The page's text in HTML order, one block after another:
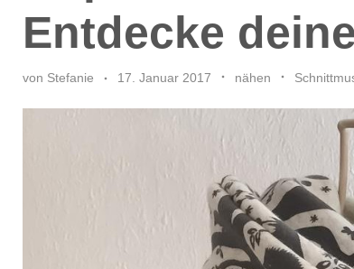
Entdecke
von Stefanie 17. Januar 2017 nähen